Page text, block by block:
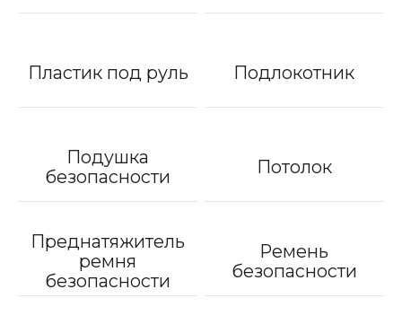
Пластик под руль Подлокотник
Подушка
безопасности
Потолок
Преднатяжитель
ремня
безопасности
Ремень
безопасности